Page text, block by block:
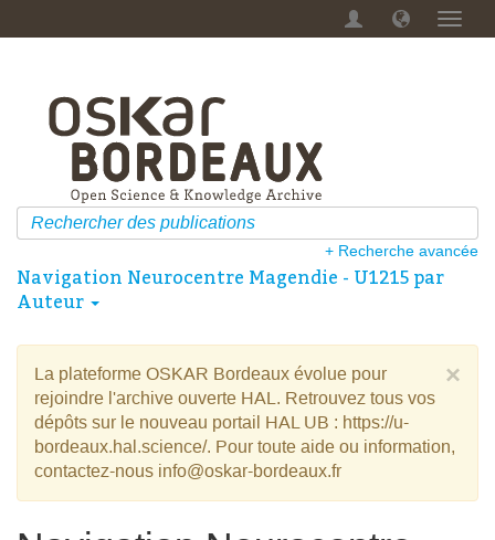
Menu
+ Recherche avancée
Navigation Neurocentre Magendie - U1215 par
Auteur
×
La plateforme OSKAR Bordeaux évolue pour
rejoindre l'archive ouverte HAL. Retrouvez tous vos
dépôts sur le nouveau portail HAL UB : https://u-
bordeaux.hal.science/. Pour toute aide ou information,
contactez-nous info@oskar-bordeaux.fr